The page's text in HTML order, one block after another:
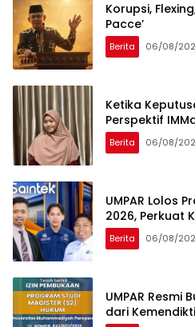
Korupsi,
Pacce’
Berita 06/08/
Ketika
Perspektif
Berita 06/08/
UMPAR Lolos
2026, Perkuat
Berita 06/08/
UMPAR Resmi
dari